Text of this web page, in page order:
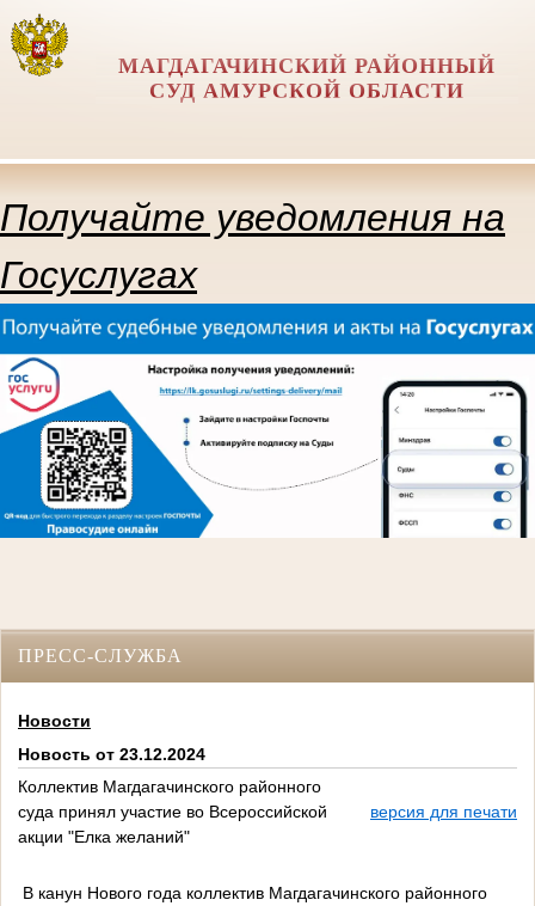
МАГДАГАЧИНСКИЙ РАЙОННЫЙ
СУД АМУРСКОЙ ОБЛАСТИ
Получайте уведомления на
Госуслугах
ПРЕСС-СЛУЖБА
Новости
Новость от 23.12.2024
Коллектив Магдагачинского районного
суда принял участие во Всероссийской
акции "Елка желаний"
версия для печати
В канун Нового года коллектив Магдагачинского районного